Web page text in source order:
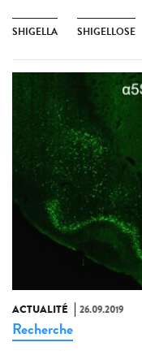
SHIGELLA SHIGELLOSE
ACTUALITÉ 26.09.2019
Recherche